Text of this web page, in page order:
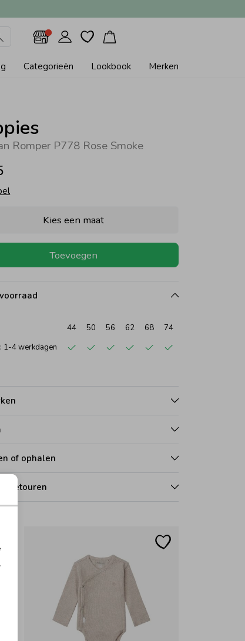
Categorieën Lookbook Merken
Romper P778 Rose Smoke
Kies een maat
Toevoegen
44 50 56 62 68
74
1-4 werkdagen
of ophalen
retouren